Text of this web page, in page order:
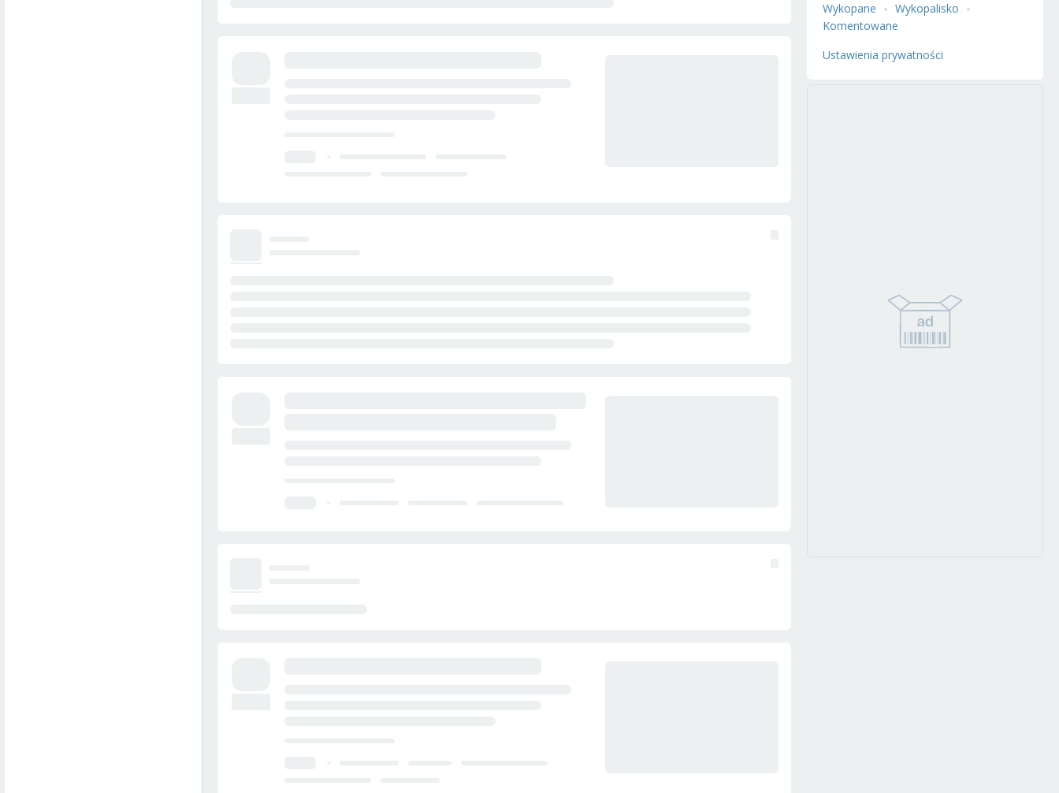
Wykopane
Wykopalisko
Komentowane
Ustawienia prywatności